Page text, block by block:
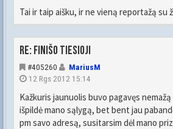
Tai ir taip aišku, ir ne vieną reportažą su
Re: FINIŠO TIESIOJI
#405260
MariusM
12 Rgs 2012 15:14
Kažkuris jaunuolis buvo pagavęs
išpildė mano sąlygą, bet bent jau
pm savo adresą, susitarsim dėl mano